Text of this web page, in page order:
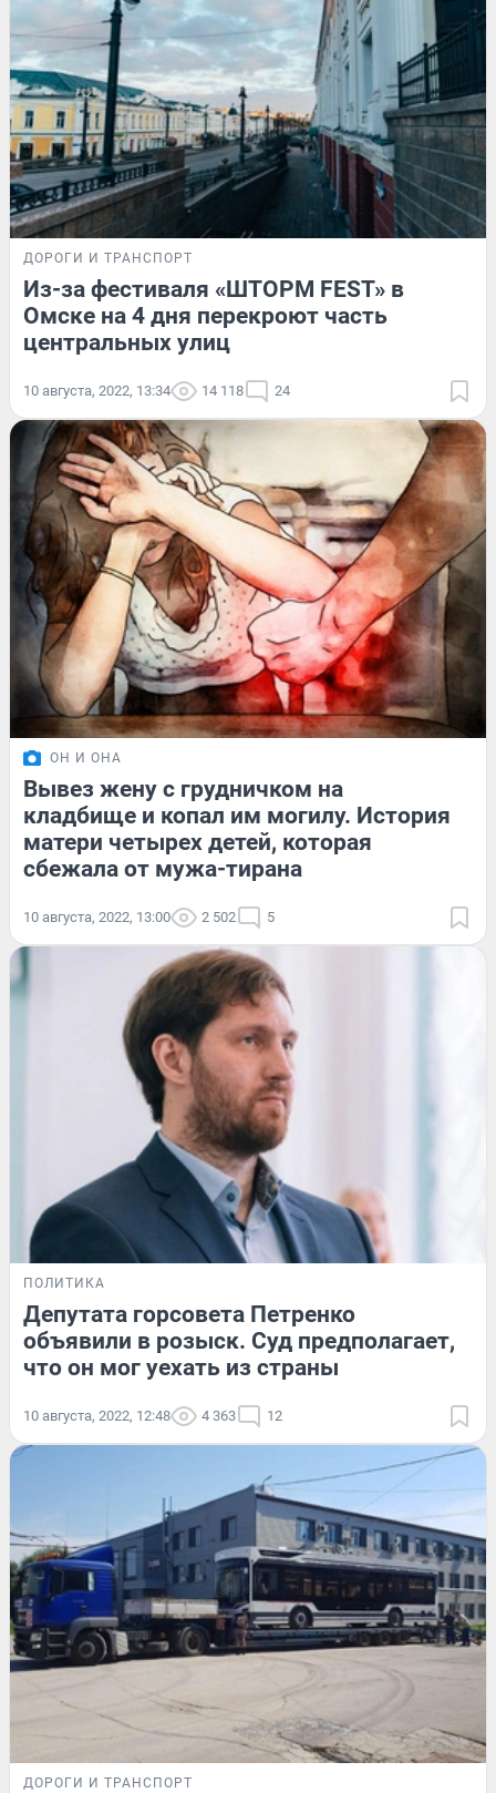
ДОРОГИ И ТРАНСПОРТ
Из-за фестиваля «ШТОРМ FEST» в
Омске на 4 дня перекроют часть
центральных улиц
10 августа, 2022, 13:34 14 118 24
ОН И ОНА
Вывез жену с грудничком на
кладбище и копал им могилу. История
матери четырех детей, которая
сбежала от мужа-тирана
10 августа, 2022, 13:00 2 502 5
ПОЛИТИКА
Депутата горсовета Петренко
объявили в розыск. Суд предполагает,
что он мог уехать из страны
10 августа, 2022, 12:48 4 363 12
ДОРОГИ И ТРАНСПОРТ